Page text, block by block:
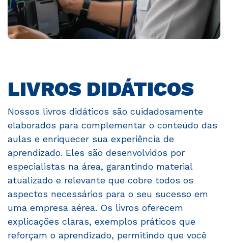
LIVROS DIDÁTICOS
Nossos livros didáticos são cuidadosamente
elaborados para complementar o conteúdo das
aulas e enriquecer sua experiência de
aprendizado. Eles são desenvolvidos por
especialistas na área, garantindo material
atualizado e relevante que cobre todos os
aspectos necessários para o seu sucesso em
uma empresa aérea. Os livros oferecem
explicações claras, exemplos práticos que
reforçam o aprendizado, permitindo que você